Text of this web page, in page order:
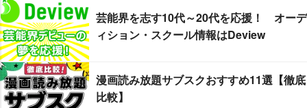
芸能界を志す10代～20代を応援！ オーデ
ィション・スクール情報はDeview
漫画読み放題サブスクおすすめ11選【徹底
比較】